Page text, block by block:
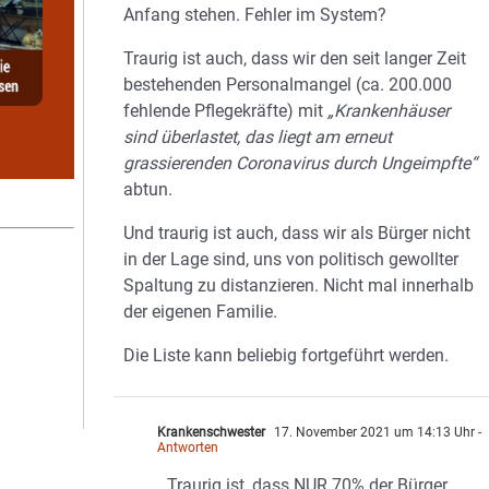
Anfang stehen. Fehler im System?
Traurig ist auch, dass wir den seit langer Zeit
bestehenden Personalmangel (ca. 200.000
fehlende Pflegekräfte) mit „Krankenhäuser
sind überlastet, das liegt am erneut
grassierenden Coronavirus durch Ungeimpfte“
abtun.
Und traurig ist auch, dass wir als Bürger nicht
in der Lage sind, uns von politisch gewollter
Spaltung zu distanzieren. Nicht mal innerhalb
der eigenen Familie.
Die Liste kann beliebig fortgeführt werden.
Krankenschwester 17. November 2021 um 14:13 Uhr -
Antworten